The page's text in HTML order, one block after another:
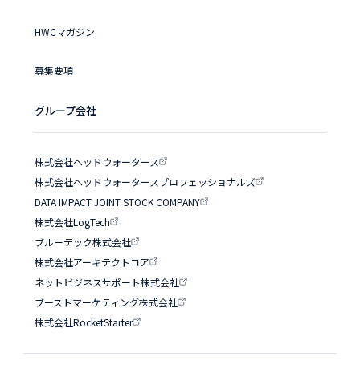
HWCマガジン
募集要項
グループ会社
株式会社ヘッドウォータース
株式会社ヘッドウォータースプロフェッショナルズ
DATA IMPACT JOINT STOCK COMPANY
株式会社LogTech
ブルーテック株式会社
株式会社アーキテクトコア
ネットビジネスサポート株式会社
ブーストマーケティング株式会社
株式会社RocketStarter